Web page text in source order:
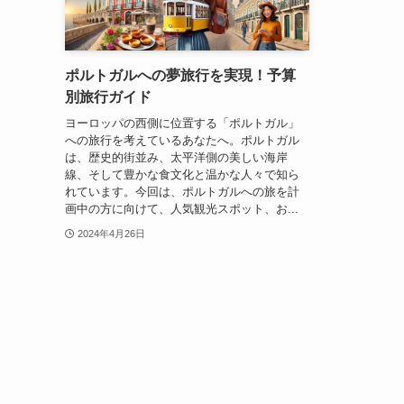
ポルトガルへの夢旅行を実現！予算
別旅行ガイド
ヨーロッパの西側に位置する「ポルトガル」
への旅行を考えているあなたへ。ポルトガル
は、歴史的街並み、太平洋側の美しい海岸
線、そして豊かな食文化と温かな人々で知ら
れています。今回は、ポルトガルへの旅を計
画中の方に向けて、人気観光スポット、お...
2024年4月26日